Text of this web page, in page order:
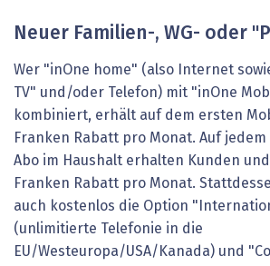
Neuer Familien-, WG- oder
Wer "inOne home" (also Internet
TV" und/oder Telefon) mit "inOne
kombiniert, erhält auf dem ersten
Franken Rabatt pro Monat. Auf
Abo im Haushalt erhalten Kunden
Franken Rabatt pro Monat.
auch kostenlos die Option
(unlimitierte Telefonie in die
EU/Westeuropa/USA/Kanada) und